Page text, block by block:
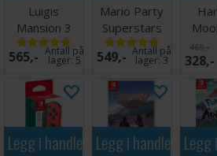
Luigis
Mansion 3
Switch
565,- Antall på
lager:5
Mario Party
Superstars
Switch
549,- Antall på
lager:3
469,-
328,-
Legg i handlekurvenLegg i handlekurven